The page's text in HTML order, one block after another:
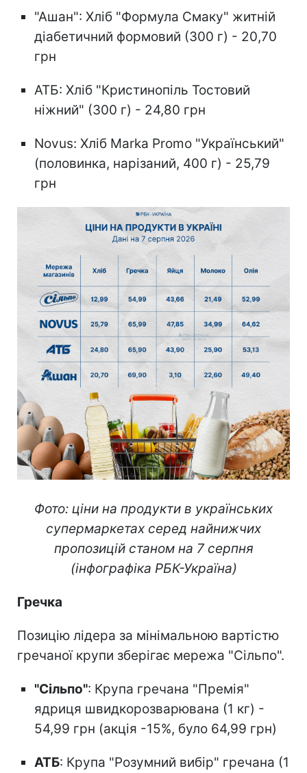
"Ашан": Хліб "Формула Смаку" житній
діабетичний формовий (300 г) - 20,70
грн
АТБ: Хліб "Кристинопіль Тостовий
ніжний" (300 г) - 24,80 грн
Novus: Хліб Marka Promo "Український"
(половинка, нарізаний, 400 г) - 25,79
грн
Фото: ціни на продукти в українських
супермаркетах серед найнижчих
пропозицій станом на 7 серпня
(інфографіка РБК-Україна)
Гречка
Позицію лідера за мінімальною вартістю
гречаної крупи зберігає мережа "Сільпо".
"Сільпо": Крупа гречана "Премія"
ядриця швидкорозварювана (1 кг) -
54,99 грн (акція -15%, було 64,99 грн)
АТБ: Крупа "Розумний вибір" гречана (1